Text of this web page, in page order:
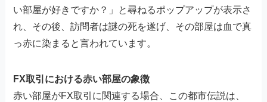
い部屋が好きですか？」と尋ねるポップアップが表示さ
れ、その後、訪問者は謎の死を遂げ、その部屋は血で真
っ赤に染まると言われています。
FX取引における赤い部屋の象徴
赤い部屋がFX取引に関連する場合、この都市伝説は、